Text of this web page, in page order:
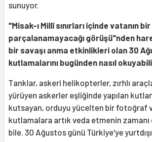
sunuyor.
"Misak-ı Millî sınırları içinde vatanın
parçalanamayacağı görüşü"nden
bir savaşı anma etkinlikleri olan 30
kutlamalarını bugünden nasıl
Tanklar, askeri helikopterler, zırhlı
yürüyen askerler eşliğinde yapılan
kutsayan, orduyu yücelten bir fotoğraf
kutlamalara artık veda etmenin
bile. 30 Ağustos günü Türkiye'ye